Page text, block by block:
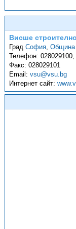
Висше
ГрадСофия,Община
Телефон:
Факс:028029101
Email:vsu@vsu.bg
Интернет сайт: